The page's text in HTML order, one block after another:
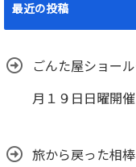
最近の投稿
ごんた屋ショー
月１９日日曜開催
旅から戻った相